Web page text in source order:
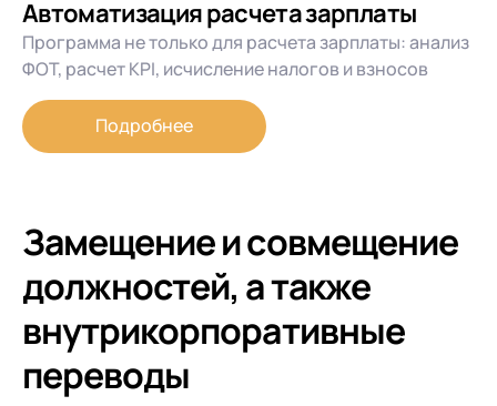
Автоматизация расчета зарплаты
Программа не только для расчета зарплаты: анализ
ФОТ, расчет KPI, исчисление налогов и взносов
Подробнее
Замещение и совмещение
должностей, а также
внутрикорпоративные
переводы